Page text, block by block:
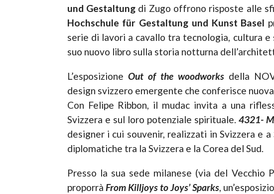
und Gestaltung di Zugo offrono risposte alle
Hochschule für Gestaltung und Kunst Basel
serie di lavori a cavallo tra tecnologia, cultura
suo nuovo libro sulla storia notturna
L’esposizione Out of the woodworks della
design svizzero emergente che conferisce
Con Felipe Ribbon, il mudac invita a una
Svizzera e sul loro potenziale spirituale. 4321-
designer i cui souvenir, realizzati in Svizzera e
diplomatiche tra la Svizzera e la Corea del Sud.
Presso la sua sede milanese (via del Vecchio
proporrà From Killjoys to Joys’ Sparks,